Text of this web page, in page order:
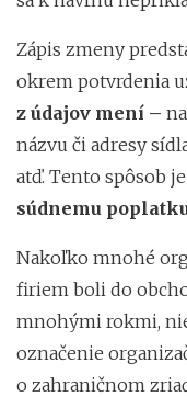
Zápis zmeny
okrem potvrdenia
z údajov mení –
názvu či adresy
atď. Tento spôsob
súdnemu
Nakoľko mnohé
firiem boli do
mnohými rokmi,
označenie
o zahraničnom